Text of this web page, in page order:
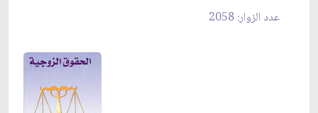
عدد الزوار: 2058